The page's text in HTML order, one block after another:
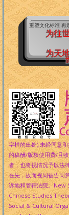
重塑文化标准 再
为往
为天
字样的出处),未经同意
的稿酬/版权使用费/且
者，也将视情况予以法
在先，故而视同被告同
诉地和管辖法院。
Chinese Studies
Social & Cultural